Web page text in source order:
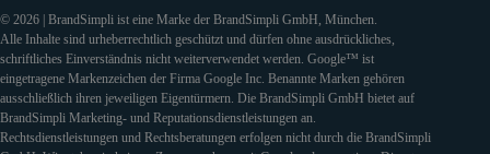
© 2026 | BrandSimpli ist eine Marke der BrandSimpli GmbH, München.
Alle Inhalte sind urheberrechtlich geschützt und dürfen ohne ausdrückliches,
schriftliches Einverständnis nicht weiterverwendet werden. Google™ ist
eingetragene Markenzeichen der Firma Google Inc. Benannte Marken gehören
ausschließlich ihren jeweiligen Eigentürmern. Die BrandSimpli GmbH bietet auf
BrandSimpli Marketing- und Reputationsdienstleistungen an.
Rechtsdienstleistungen und Rechtsberatungen erfolgen nicht durch die BrandSimpli